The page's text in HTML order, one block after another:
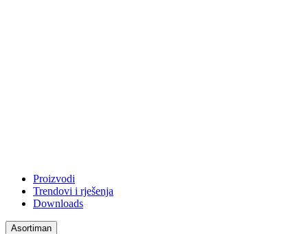
Proizvodi
Trendovi i rješenja
Downloads
Asortiman